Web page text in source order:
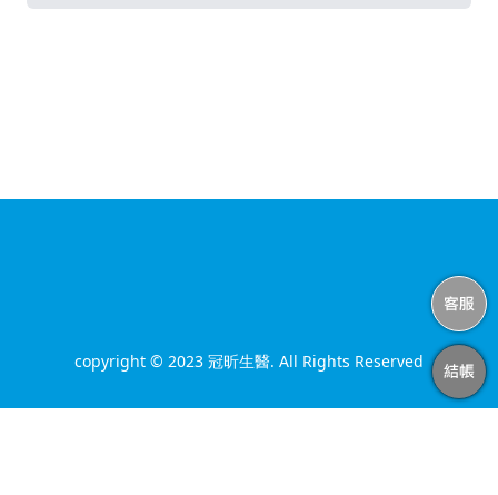
copyright © 2023 冠昕生醫. All Rights Reserved